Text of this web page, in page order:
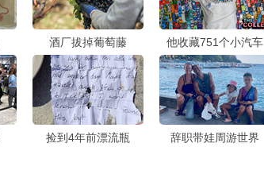
酒厂拔掉葡萄藤 他收藏751个小汽车
捡到4年前漂流瓶 辞职带娃周游世界